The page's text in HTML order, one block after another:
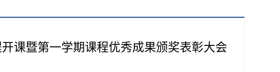
课暨第一学期课程优秀成果颁奖表彰大会